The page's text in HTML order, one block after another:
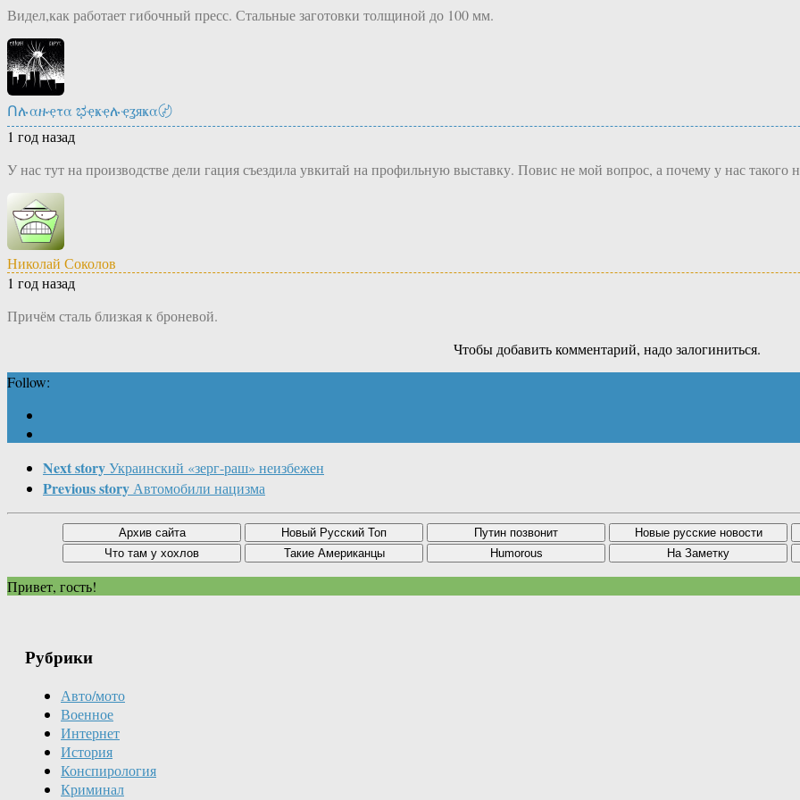
Видел,как работает гибочный пресс. Стальные заготовки толщиной до 100 мм.
Ոሉαዙҿτα ಭҿҝҿሉҿʓяҝα〄
1 год назад
У нас тут на производстве дели гация съездила увкитай на профильную выставку. Повис не мой вопрос, а почему у нас такого
Николай Соколов
1 год назад
Причём сталь близкая к броневой.
Чтобы добавить комментарий, надо залогиниться.
Follow:
Next storyУкраинский «зерг-раш» неизбежен
Previous storyАвтомобили нацизма
Привет, гость!
Рубрики
Авто/мото
Военное
Интернет
История
Конспирология
Криминал